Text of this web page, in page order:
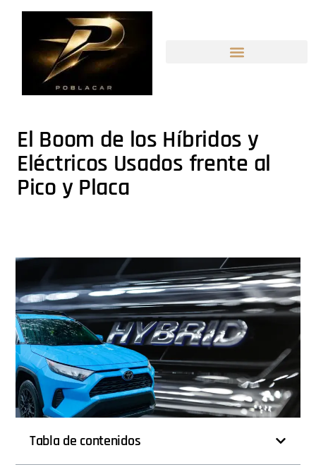
El Boom de los Híbridos y
Eléctricos Usados frente al
Pico y Placa
Tabla de contenidos